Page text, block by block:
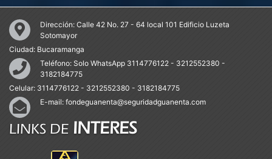
Dirección: Calle 42 No. 27 - 64 local 101 Edificio Luzeta
Sotomayor
Ciudad: Bucaramanga
Teléfono: Solo WhatsApp 3114776122 - 3212552380 -
3182184775
Celular: 3114776122 - 3212552380 - 3182184775
E-mail: fondeguanenta@seguridadguanenta.com
LINKS DE INTERES